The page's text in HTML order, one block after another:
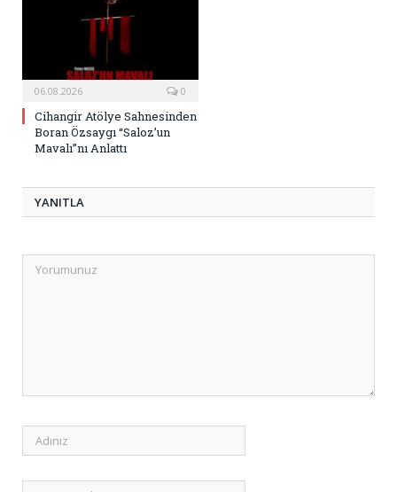
06.08.2026 0
Cihangir Atölye Sahnesinden
Boran Özsaygı “Saloz’un
Mavalı”nı Anlattı
YANITLA